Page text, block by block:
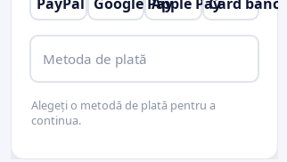
Metoda de plată
Alegeți o metodă de plată pentru a
continua.